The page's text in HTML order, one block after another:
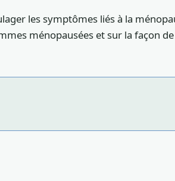
les symptômes liés à la
ménopausées et sur la façon de